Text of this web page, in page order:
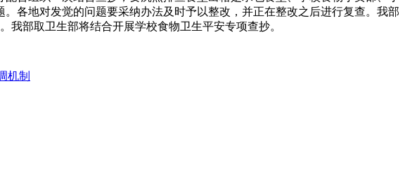
各地对发觉的问题要采纳办法及时予以整改，并正在整改之后进行复查。我部
部取卫生部将结合开展学校食物卫生平安专项查抄。
机制